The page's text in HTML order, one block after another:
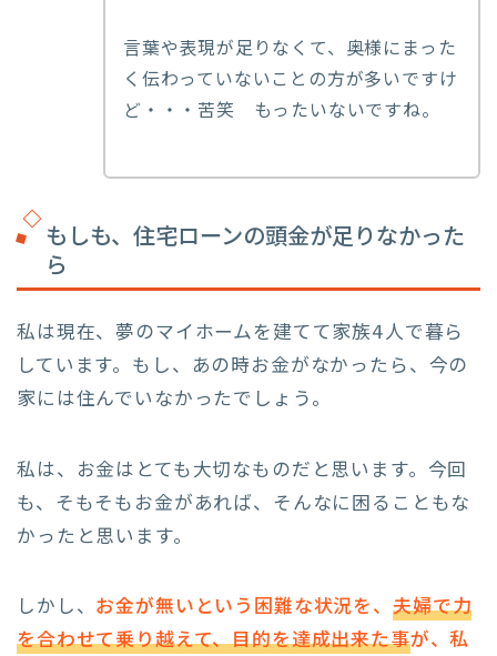
言葉や表現が足りなくて、奥様にまった
く伝わっていないことの方が多いですけ
ど・・・苦笑 もったいないですね。
もしも、住宅ローンの頭金が足りなかった
ら
私は現在、夢のマイホームを建てて家族4人で暮ら
しています。もし、あの時お金がなかったら、今の
家には住んでいなかったでしょう。
私は、お金はとても大切なものだと思います。今回
も、そもそもお金があれば、そんなに困ることもな
かったと思います。
しかし、 お金が無いという困難な状況を、 夫婦で力
を合わせて乗り越えて、目的を達成出来た事が、私